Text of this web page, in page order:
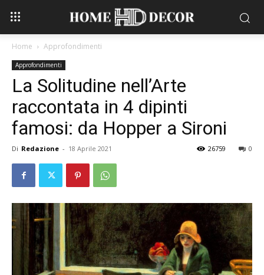
Home Approfondimenti
Approfondimenti
La Solitudine nell’Arte
raccontata in 4 dipinti
famosi: da Hopper a Sironi
Di Redazione - 18 Aprile 2021 0
26759